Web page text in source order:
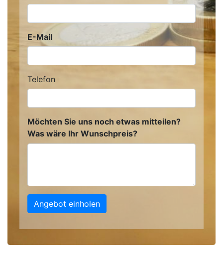
E-Mail
Telefon
Möchten Sie uns noch etwas mitteilen?
Was wäre Ihr Wunschpreis?
Angebot einholen